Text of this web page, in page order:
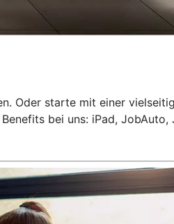
Oder starte mit einer
bei uns: iPad,